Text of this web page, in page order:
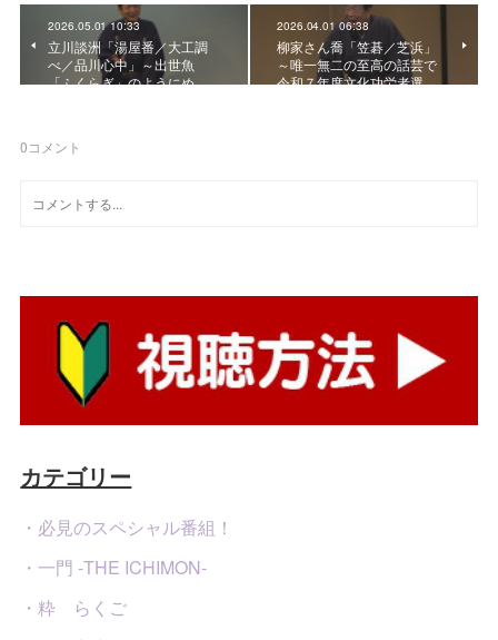
2026.05.01 10:33
立川談洲「湯屋番／大工調
べ／品川心中」～出世魚
「ふくらぎ」のようにめ…
2026.04.01 06:38
柳家さん喬「笠碁／芝浜」
～唯一無二の至高の話芸で
令和７年度文化功労者選…
0コメント
カテゴリー
・必見のスペシャル番組！
・一門 -THE ICHIMON-
・粋 らくご